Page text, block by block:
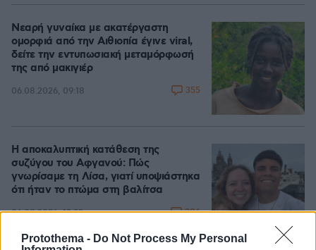
Protothema - Do Not Process My Personal
Νεαρή γυναίκα με ακατέργαστη
ομορφιά από την Αιθιοπία έγινε viral,
δείτε την εντυπωσιακή μεταμόρφωσή
της από μακιγιέρ
06.08.2026, 09:18 355
Η αποκαλυπτική κατάθεση της
συζύγου του Αφγανού: Πώς
γνωρίσαμε τη Λίσα, γιατί υποψιάστηκα
ότι ήταν το πτώμα στη βαλίτσα
06.08.2026, 12:32 286